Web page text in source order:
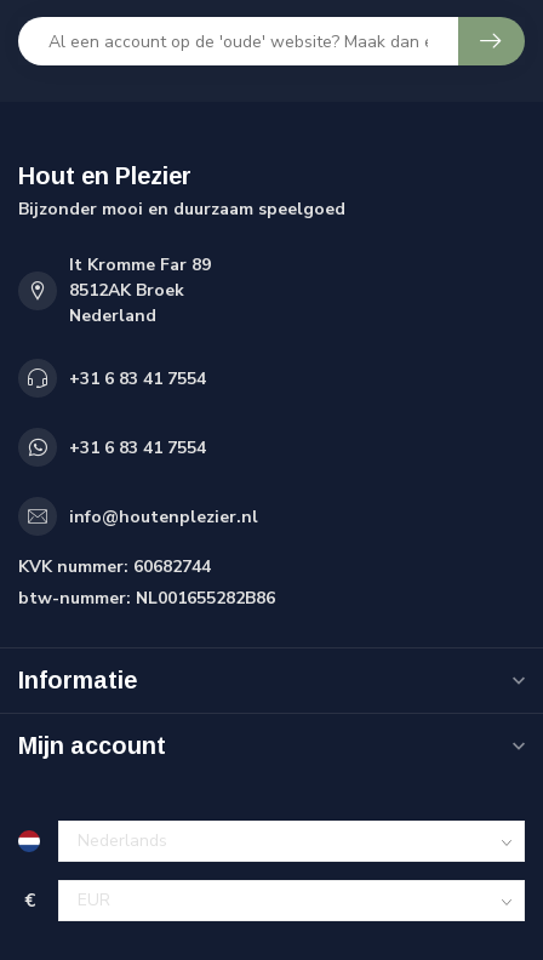
Hout en Plezier
Bijzonder mooi en duurzaam speelgoed
It Kromme Far 89
8512AK Broek
Nederland
+31 6 83 41 7554
+31 6 83 41 7554
info@houtenplezier.nl
KVK nummer: 60682744
btw-nummer: NL001655282B86
Informatie
Mijn account
€